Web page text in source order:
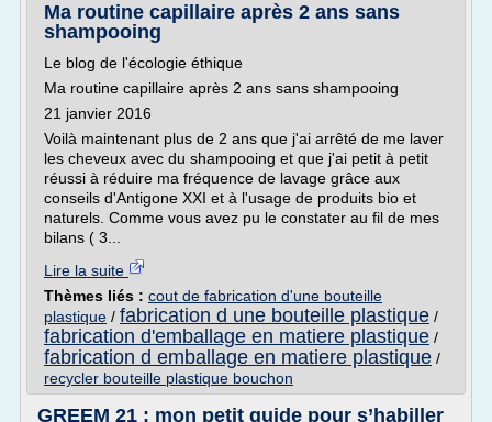
Ma routine capillaire après 2 ans sans
shampooing
Le blog de l'écologie éthique
Ma routine capillaire après 2 ans sans shampooing
21 janvier 2016
Voilà maintenant plus de 2 ans que j'ai arrêté de me laver
les cheveux avec du shampooing et que j'ai petit à petit
réussi à réduire ma fréquence de lavage grâce aux
conseils d'Antigone XXI et à l'usage de produits bio et
naturels. Comme vous avez pu le constater au fil de mes
bilans ( 3...
Lire la suite
Thèmes liés : cout de fabrication d'une bouteille
plastique / fabrication d une bouteille plastique /
fabrication d'emballage en matiere plastique /
fabrication d emballage en matiere plastique /
recycler bouteille plastique bouchon
GREEM 21 : mon petit guide pour s’habiller